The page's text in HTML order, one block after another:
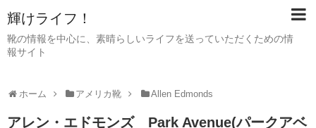
輝けライフ！
靴の情報を中心に、素晴らしいライフを送っていただくための情
報サイト
ホーム アメリカ靴 Allen Edmonds
アレン・エドモンズ Park Avenue(パークアベ